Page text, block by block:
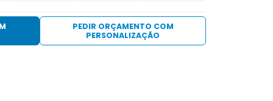
PEDIR ORÇAMENTO COM
PERSONALIZAÇÃO